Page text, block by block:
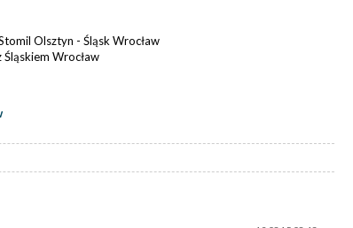
Olsztyn - Śląsk Wrocław
Wrocław